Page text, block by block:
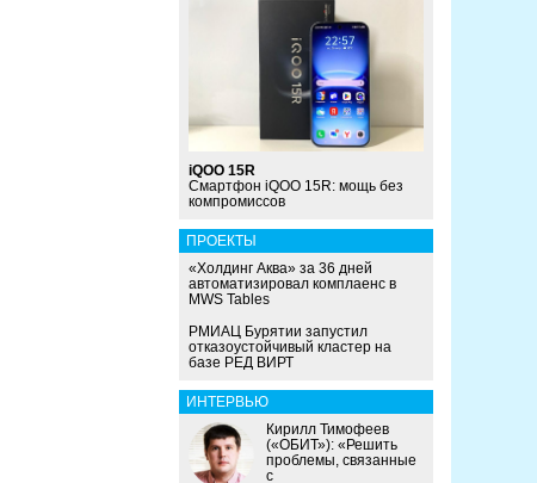
iQOO 15R
Смартфон iQOO 15R: мощь без
компромиссов
ПРОЕКТЫ
«Холдинг Аква» за 36 дней
автоматизировал комплаенс в
MWS Tables
РМИАЦ Бурятии запустил
отказоустойчивый кластер на
базе РЕД ВИРТ
ИНТЕРВЬЮ
Кирилл Тимофеев
(«ОБИТ»): «Решить
проблемы, связанные
с